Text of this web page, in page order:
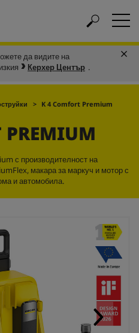
да видите на
Керхер Център .
K 4 Comfort Premium
PREMIUM
с производителност на
, макара за маркуч и мотор с
и автомобила.